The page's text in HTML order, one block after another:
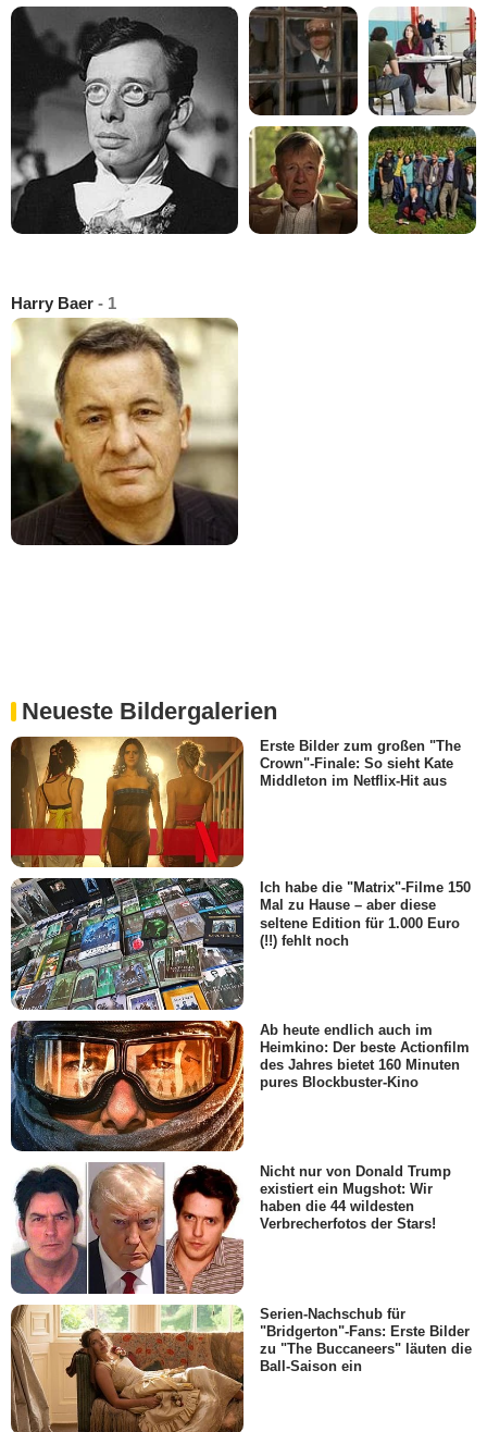
Harry Baer - 1
Neueste Bildergalerien
Erste Bilder zum großen "The
Crown"-Finale: So sieht Kate
Middleton im Netflix-Hit aus
Ich habe die "Matrix"-Filme 150
Mal zu Hause – aber diese
seltene Edition für 1.000 Euro
(!!) fehlt noch
Ab heute endlich auch im
Heimkino: Der beste Actionfilm
des Jahres bietet 160 Minuten
pures Blockbuster-Kino
Nicht nur von Donald Trump
existiert ein Mugshot: Wir
haben die 44 wildesten
Verbrecherfotos der Stars!
Serien-Nachschub für
"Bridgerton"-Fans: Erste Bilder
zu "The Buccaneers" läuten die
Ball-Saison ein